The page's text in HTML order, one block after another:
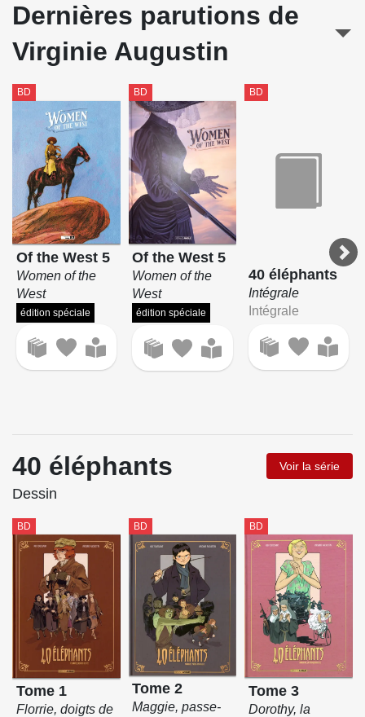
Dernières parutions de
Virginie Augustin
BD
Of the West 5
Women of the
West
édition spéciale
BD
Of the West 5
Women of the
West
édition spéciale
BD
40 éléphants
Intégrale
Intégrale
40 éléphants Voir la série
Dessin
BD
Tome 1
Florrie, doigts de
BD
Tome 2
Maggie, passe-
BD
Tome 3
Dorothy, la